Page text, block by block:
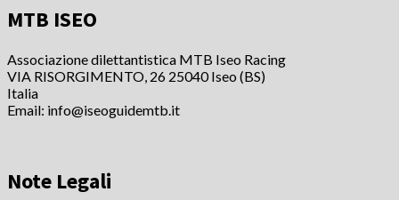
MTB ISEO
Associazione dilettantistica MTB Iseo Racing
VIA RISORGIMENTO, 26 25040 Iseo (BS)
Italia
Email: info@iseoguidemtb.it
Note Legali